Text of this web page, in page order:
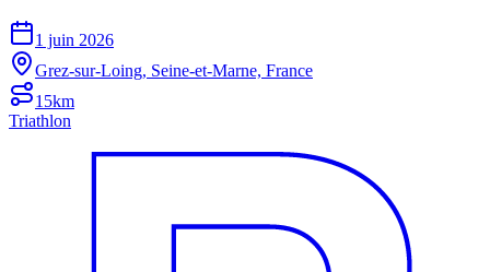
1 juin 2026
Grez-sur-Loing, Seine-et-Marne, France
15km
Triathlon